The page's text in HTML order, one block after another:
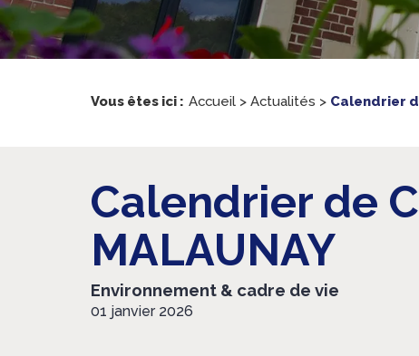
Vous êtes ici : Accueil > Actualités > Calendrier
Calendrier de
MALAUNAY
Environnement & cadre de vie
01 janvier 2026